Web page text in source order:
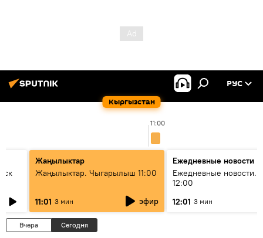
Кыргызстан
РУС
11:00
Жаңылыктар
Жаңылыктар. Чыгарылыш 11:00
11:01 3 мин эфир
Ежедневные новости
Ежедневные новости.
12:00
12:01 3 мин
Вчера Сегодня